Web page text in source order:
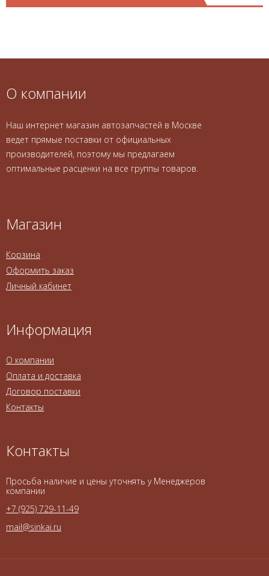
О компании
Наш интернет магазин автозапчастей в Москве
ведет прямые поставки от официальных
производителей, поэтому мы предлагаем
оптимальные расценки на все группы товаров.
Магазин
Корзина
Оформить заказ
Личный кабинет
Информация
О компании
Оплата и доставка
Договор поставки
Контакты
Контакты
Просьба наличие и цены уточнять у Менеджеров
компании
+7 (925) 729-11-49
mail@sinkai.ru